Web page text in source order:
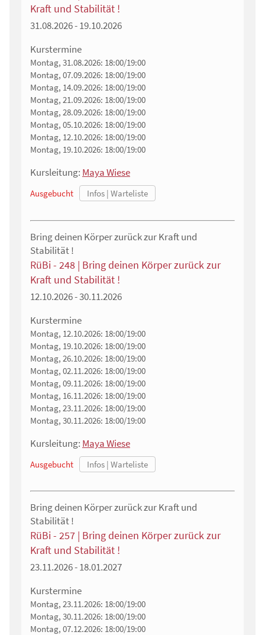
Kraft und Stabilität !
31.08.2026 - 19.10.2026
Kurstermine
Montag, 31.08.2026: 18:00/19:00
Montag, 07.09.2026: 18:00/19:00
Montag, 14.09.2026: 18:00/19:00
Montag, 21.09.2026: 18:00/19:00
Montag, 28.09.2026: 18:00/19:00
Montag, 05.10.2026: 18:00/19:00
Montag, 12.10.2026: 18:00/19:00
Montag, 19.10.2026: 18:00/19:00
Kursleitung: Maya Wiese
Ausgebucht
Bring deinen Körper zurück zur Kraft und
Stabilität !
RüBi - 248 | Bring deinen Körper zurück zur
Kraft und Stabilität !
12.10.2026 - 30.11.2026
Kurstermine
Montag, 12.10.2026: 18:00/19:00
Montag, 19.10.2026: 18:00/19:00
Montag, 26.10.2026: 18:00/19:00
Montag, 02.11.2026: 18:00/19:00
Montag, 09.11.2026: 18:00/19:00
Montag, 16.11.2026: 18:00/19:00
Montag, 23.11.2026: 18:00/19:00
Montag, 30.11.2026: 18:00/19:00
Kursleitung: Maya Wiese
Ausgebucht
Bring deinen Körper zurück zur Kraft und
Stabilität !
RüBi - 257 | Bring deinen Körper zurück zur
Kraft und Stabilität !
23.11.2026 - 18.01.2027
Kurstermine
Montag, 23.11.2026: 18:00/19:00
Montag, 30.11.2026: 18:00/19:00
Montag, 07.12.2026: 18:00/19:00